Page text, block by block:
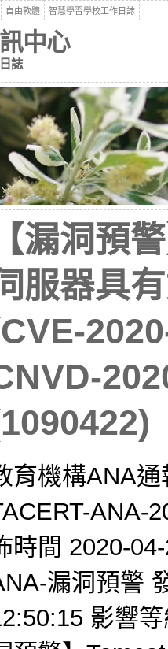
自由軟體 智慧學習學校工作日誌
中心
誌
【漏洞預
服器具
育機構ANA
ANA-
時間 2020-
漏洞預警
影響